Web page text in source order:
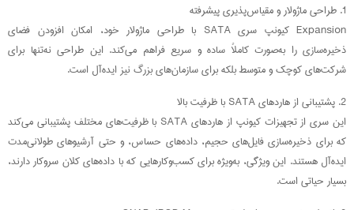
1. طراحی ماژولار و مقیاس‌پذیری پیشرفته
Expansion کیونپ سری SATA با طراحی ماژولار خود، امکان افزودن فضای
ذخیره‌سازی را به‌صورت کاملاً ساده و سریع فراهم می‌کند. این طراحی نه‌تنها برای
شرکت‌های کوچک و متوسط بلکه برای سازمان‌های بزرگ نیز ایده‌آل است.
2. پشتیبانی از هاردهای SATA با ظرفیت بالا
این سری از تجهیزات کیونپ از هاردهای SATA با ظرفیت‌های مختلف پشتیبانی می‌کند
که برای ذخیره‌سازی فایل‌های حجیم، داده‌های حساس، و حتی آرشیوهای طولانی‌مدت
ایده‌آل هستند. این ویژگی، به‌ویژه برای کسب‌وکارهایی که با داده‌های کلان سروکار دارند،
بسیار حیاتی است.